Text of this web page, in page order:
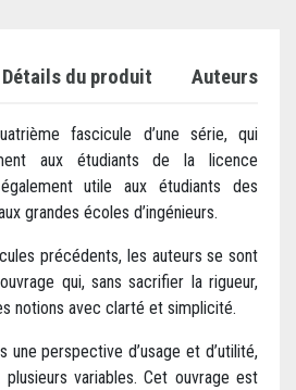
Détails du produit Auteurs
fascicule d’une série, qui
aux étudiants de la licence
utile aux étudiants des
grandes écoles d’ingénieurs.
précédents, les auteurs se sont
qui, sans sacrifier la rigueur,
notions avec clarté et simplicité.
une perspective d’usage et d’utilité,
variables. Cet ouvrage est